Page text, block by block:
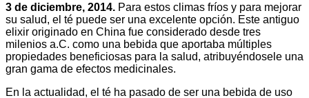
3 de diciembre, 2014. Para estos climas fríos y para mejorar
su salud, el té puede ser una excelente opción. Este antiguo
elixir originado en China fue considerado desde tres
milenios a.C. como una bebida que aportaba múltiples
propiedades beneficiosas para la salud, atribuyéndosele una
gran gama de efectos medicinales.
En la actualidad, el té ha pasado de ser una bebida de uso